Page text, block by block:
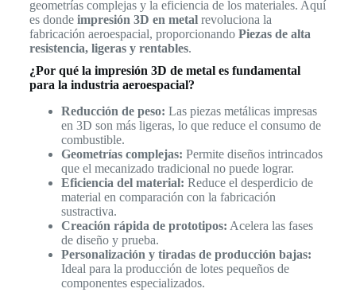
geometrías complejas y la eficiencia de los materiales. Aquí
es donde impresión 3D en metalrevoluciona la
fabricación aeroespacial, proporcionando Piezas de alta
resistencia, ligeras y rentables.
¿Por qué la impresión 3D de metal es fundamental
para la industria aeroespacial?
Reducción de peso: Las piezas metálicas impresas
en 3D son más ligeras, lo que reduce el consumo de
combustible.
Geometrías complejas: Permite diseños intrincados
que el mecanizado tradicional no puede lograr.
Eficiencia del material: Reduce el desperdicio de
material en comparación con la fabricación
sustractiva.
Creación rápida de prototipos: Acelera las fases
de diseño y prueba.
Personalización y tiradas de producción bajas:
Ideal para la producción de lotes pequeños de
componentes especializados.